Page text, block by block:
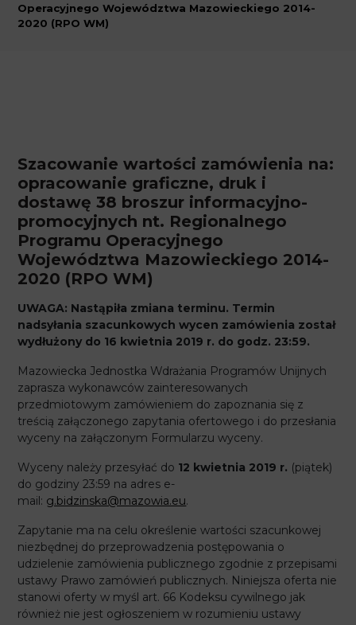
Operacyjnego Województwa Mazowieckiego 2014-
2020 (RPO WM)
Szacowanie wartości zamówienia na:
opracowanie graficzne, druk i
dostawę 38 broszur informacyjno-
promocyjnych nt. Regionalnego
Programu Operacyjnego
Województwa Mazowieckiego 2014-
2020 (RPO WM)
UWAGA: Nastąpiła zmiana terminu. Termin
nadsyłania szacunkowych wycen zamówienia został
wydłużony do 16 kwietnia 2019 r. do godz. 23:59.
Mazowiecka Jednostka Wdrażania Programów Unijnych
zaprasza wykonawców zainteresowanych
przedmiotowym zamówieniem do zapoznania się z
treścią załączonego zapytania ofertowego i do przesłania
wyceny na załączonym Formularzu wyceny.
Wyceny należy przesyłać do 12 kwietnia 2019 r. (piątek)
do godziny 23:59 na adres e-
mail: g.bidzinska@mazowia.eu.
Zapytanie ma na celu określenie wartości szacunkowej
niezbędnej do przeprowadzenia postępowania o
udzielenie zamówienia publicznego zgodnie z przepisami
ustawy Prawo zamówień publicznych. Niniejsza oferta nie
stanowi oferty w myśl art. 66 Kodeksu cywilnego jak
również nie jest ogłoszeniem w rozumieniu ustawy